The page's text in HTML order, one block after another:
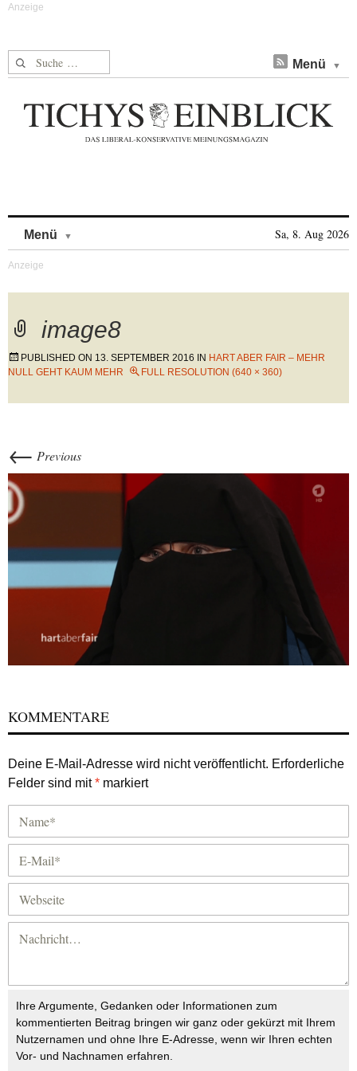
Suche nach: Menü
Menü Sa, 8. Aug 2026
image8
PUBLISHED ON 13. SEPTEMBER 2016 IN HART ABER FAIR – MEHR
NULL GEHT KAUM MEHR
FULL RESOLUTION (640 × 360)
← Previous
KOMMENTARE
Deine E-Mail-Adresse wird nicht veröffentlicht. Erforderliche
Felder sind mit* markiert
Ihre Argumente, Gedanken oder Informationen zum
kommentierten Beitrag bringen wir ganz oder gekürzt mit Ihrem
Nutzernamen und ohne Ihre E-Adresse, wenn wir Ihren echten
Vor- und Nachnamen erfahren.